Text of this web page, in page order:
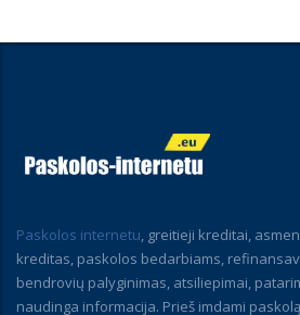
Paskolos internetu , greitieji kreditai,
kreditas, paskolos bedarbiams,
bendrovių palyginimas, atsiliepimai,
naudinga informacija. Prieš imdami